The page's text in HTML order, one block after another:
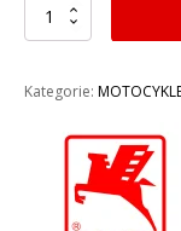
ilość
MOTOCYKL
CRS
CZARNY
Kategorie: